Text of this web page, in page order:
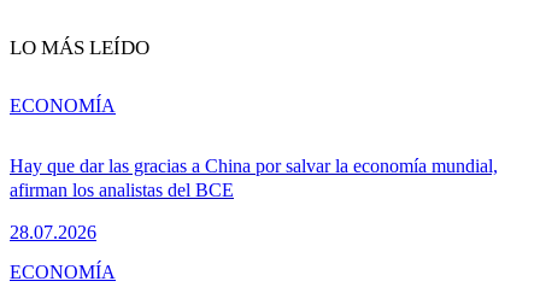
LO MÁS LEÍDO
Hay que dar las gracias a China por salvar la economía mundial,
afirman los analistas del BCE
28.07.2026
ECONOMÍA
ECONOMÍA